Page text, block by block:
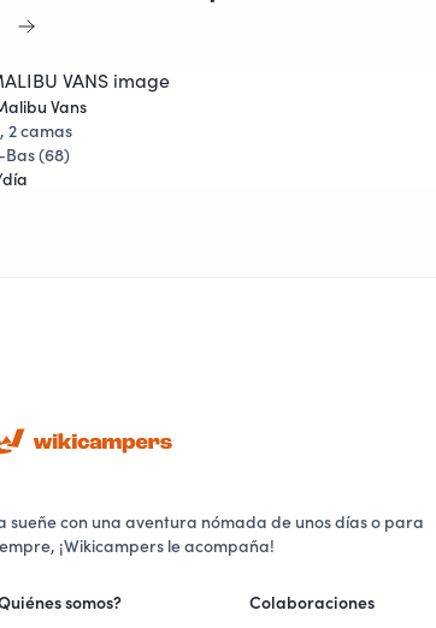
viajeraVans
2 camas
(68)
sueñe con una aventura nómada de unos días o para
¡Wikicampers le acompaña!
somos?
Colaboraciones